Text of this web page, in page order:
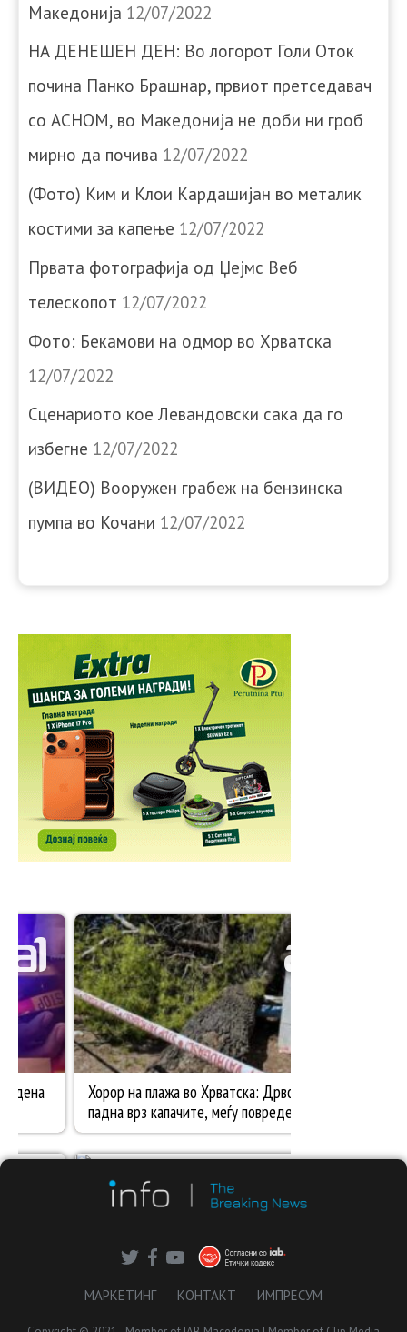
Македонија 12/07/2022
НА ДЕНЕШЕН ДЕН: Во логорот Голи Оток
почина Панко Брашнар, првиот претседавач
со АСНОМ, во Македонија не доби ни гроб
мирно да почива 12/07/2022
(Фото) Ким и Клои Кардашијан во металик
костими за капење 12/07/2022
Првата фотографија од Џејмс Веб
телескопот 12/07/2022
Фото: Бекамови на одмор во Хрватска
12/07/2022
Сценариото кое Левандовски сака да го
избегне 12/07/2022
(ВИДЕО) Вооружен грабеж на бензинска
пумпа во Кочани 12/07/2022
МАРКЕТИНГ КОНТАКТ ИМПРЕСУМ